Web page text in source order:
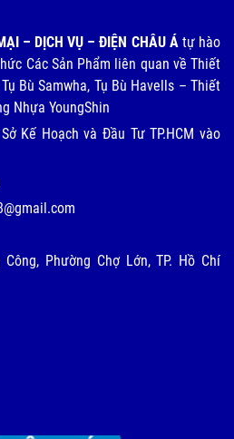
– DỊCH VỤ – ĐIỆN CHÂU Átự hào
Các Sản Phẩm liên quan về Thiết
Bù Samwha, Tụ Bù Havells – Thiết
Nhựa YoungShin
Kế Hoạch và Đầu Tư TP.HCM vào
Công, Phường Chợ Lớn, TP. Hồ Chí